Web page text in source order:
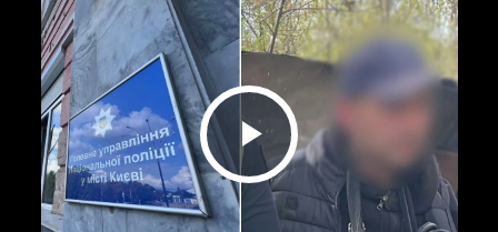
Play Video